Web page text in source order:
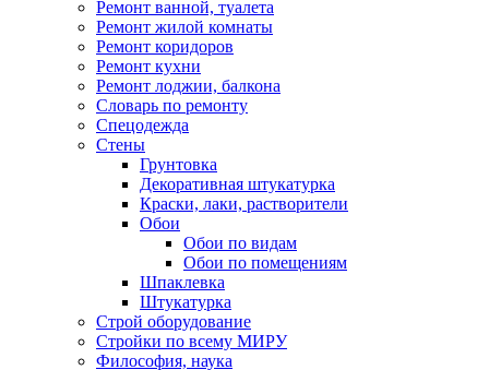
Ремонт ванной, туалета
Ремонт жилой комнаты
Ремонт коридоров
Ремонт кухни
Ремонт лоджии, балкона
Словарь по ремонту
Спецодежда
Стены
Грунтовка
Декоративная штукатурка
Краски, лаки, растворители
Обои
Обои по видам
Обои по помещениям
Шпаклевка
Штукатурка
Строй оборудование
Стройки по всему МИРУ
Философия, наука